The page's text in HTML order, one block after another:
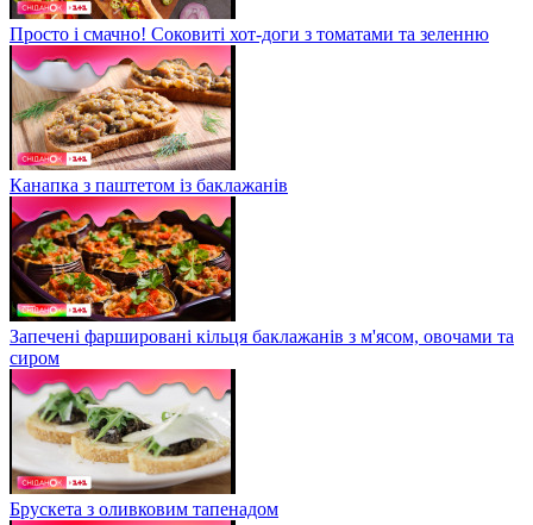
Просто і смачно! Соковиті хот-доги з томатами та зеленню
Канапка з паштетом із баклажанів
Запечені фаршировані кільця баклажанів з м'ясом, овочами та
сиром
Брускета з оливковим тапенадом